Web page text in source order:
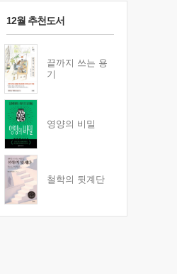
12월 추천도서
끝까지 쓰는 용
기
영양의 비밀
철학의 뒷계단